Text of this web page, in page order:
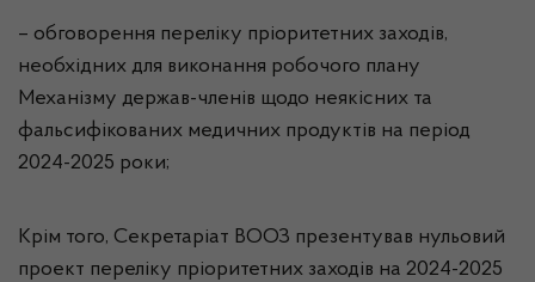
– обговорення переліку пріоритетних заходів,
необхідних для виконання робочого плану
Механізму держав-членів щодо неякісних та
фальсифікованих медичних продуктів на період
2024-2025 роки;
Крім того, Секретаріат ВООЗ презентував нульовий
проект переліку пріоритетних заходів на 2024-2025